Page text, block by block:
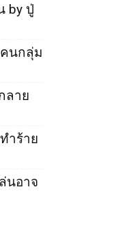
by ปู่
คนกลุ่ม
ลาย
ำร้าย
นอาจ